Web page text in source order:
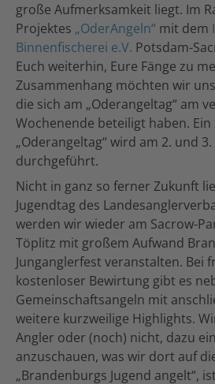
große Aufmerksamkeit liegt. Im
Projektes „OderAngeln“ mit dem
Binnenfischerei e.V. Potsdam-
Euch weiterhin, Eure Fänge zu
Zusammenhang möchten wir
die sich am „Oderangeltag“ am
Wochenende beteiligt haben. Ein
„Oderangeltag“ wird am 2. und
durchgeführt.
Nicht in ganz so ferner Zukunft
Jugendtag des
werden wir wieder am Sacrow-
Töplitz mit großem Aufwand
Junganglerfest veranstalten. Bei
kostenloser Bewirtung gibt es
Gemeinschaftsangeln mit
weitere kurzweilige Highlights.
Angler oder (noch) nicht, dazu
anzuschauen, was wir dort auf
„Brandenburgs Jugend angelt“,